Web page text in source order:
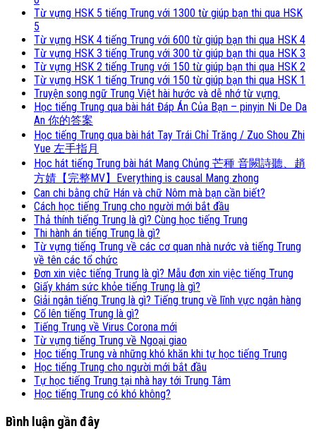
Từ vựng HSK 5 tiếng Trung với 1300 từ giúp bạn thi qua HSK
5
Từ vựng HSK 4 tiếng Trung với 600 từ giúp bạn thi qua HSK 4
Từ vựng HSK 3 tiếng Trung với 300 từ giúp bạn thi qua HSK 3
Từ vựng HSK 2 tiếng Trung với 150 từ giúp bạn thi qua HSK 2
Từ vựng HSK 1 tiếng Trung với 150 từ giúp bạn thi qua HSK 1
Truyện song ngữ Trung Việt hài hước và dễ nhớ từ vựng.
Học tiếng Trung qua bài hát Đáp Án Của Bạn – pinyin Ni De Da
An 你的答案
Học tiếng Trung qua bài hát Tay Trái Chỉ Trăng / Zuo Shou Zhi
Yue 左手指月
Học hát tiếng Trung bài hát Mang Chủng 芒種 音闕詩聽、趙
方婧【完整MV】Everything is causal Mang zhong
Can chi bằng chữ Hán và chữ Nôm mà bạn cần biết?
Cách học tiếng Trung cho người mới bắt đầu
Thả thính tiếng Trung là gì? Cùng học tiếng Trung
Thi hành án tiếng Trung là gì?
Từ vựng tiếng Trung về các cơ quan nhà nước và tiếng Trung
về tên các tổ chức
Đơn xin việc tiếng Trung là gì? Mẫu đơn xin việc tiếng Trung
Giấy khám sức khỏe tiếng Trung là gì?
Giải ngân tiếng Trung là gì? Tiếng trung về lĩnh vực ngân hàng
Cố lên tiếng Trung là gì?
Tiếng Trung về Virus Corona mới
Từ vựng tiếng Trung về Ngoại giao
Học tiếng Trung và những khó khăn khi tự học tiếng Trung
Học tiếng Trung cho người mới bắt đầu
Tự học tiếng Trung tại nhà hay tới Trung Tâm
Học tiếng Trung có khó không?
Bình luận gần đây